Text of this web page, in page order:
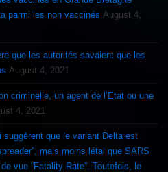
parmi les non vaccinés August 4,
que les autorités savaient que les
August 4, 2021
criminelle, un agent de l’Etat ou une
4, 2021
suggèrent que le variant Delta est
mais moins létal que SARS
vue “Fatality Rate”. Toutefois, le